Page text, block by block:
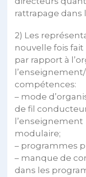
rattrapage dans
2) Les
nouvelle fois
par rapport à
compétences:
– mode
de fil
l’enseignement
modulaire;
– programmes
– manque de
dans les